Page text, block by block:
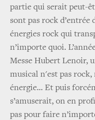
partie qui serait peut-
sont pas rock d’entrée
énergies rock qui
n’importe quoi.
Messe Hubert Lenoir,
musical n'est pas
énergie... Et puis
s’amuserait, on en
pas pour faire